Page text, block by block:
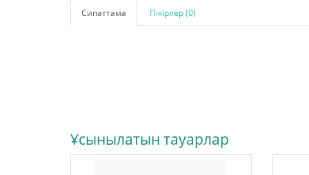
Сипаттама Пікірлер (0)
Ұсынылатын тауарлар